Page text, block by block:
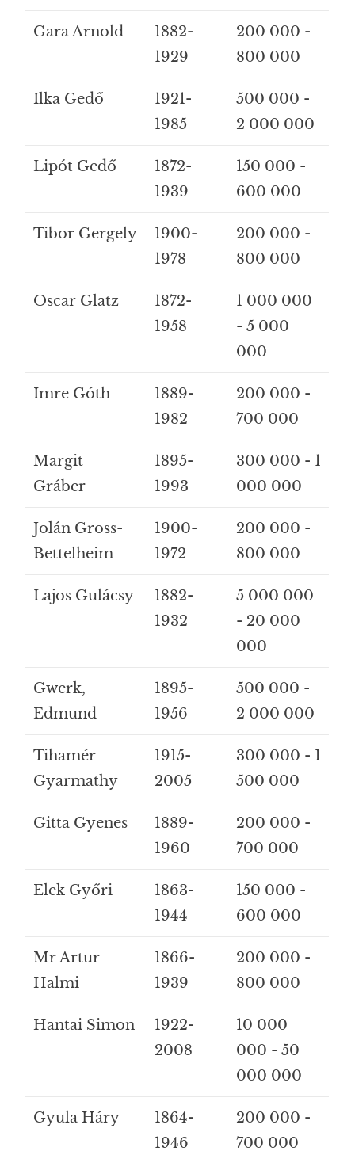
Gara Arnold
1882-
1929
200 000 -
800 000
Ilka Gedő
1921-
1985
500 000 -
2 000 000
Lipót Gedő
1872-
1939
150 000 -
600 000
Tibor Gergely
1900-
1978
200 000 -
800 000
Oscar Glatz
1872-
1958
1 000 000
- 5 000
000
Imre Góth
1889-
1982
200 000 -
700 000
Margit
Gráber
1895-
1993
300 000 - 1
000 000
Jolán Gross-
Bettelheim
1900-
1972
200 000 -
800 000
Lajos Gulácsy
1882-
1932
5 000 000
- 20 000
000
Gwerk,
Edmund
1895-
1956
500 000 -
2 000 000
Tihamér
Gyarmathy
1915-
2005
300 000 - 1
500 000
Gitta Gyenes
1889-
1960
200 000 -
700 000
Elek Győri
1863-
1944
150 000 -
600 000
Mr Artur
Halmi
1866-
1939
200 000 -
800 000
Hantai Simon
1922-
2008
10 000
000 - 50
000 000
Gyula Háry
1864-
1946
200 000 -
700 000